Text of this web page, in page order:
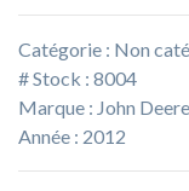
Catégorie : Non
# Stock : 8004
Marque : John Deere
Année : 2012